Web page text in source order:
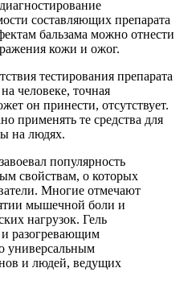
составляющих препарата
бальзама можно отнести
кожи и ожог.
тестирования препарата
человеке, точная
он принести, отсутствует.
применять те средства для
на людях.
популярность
свойствам, о которых
Многие отмечают
мышечной боли и
нагрузок. Гель
разогревающим
универсальным
и людей, ведущих